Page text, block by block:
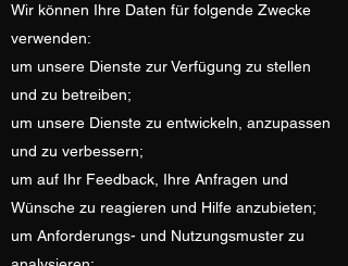
Wir können Ihre Daten für folgende Zwecke
verwenden:
um unsere Dienste zur Verfügung zu stellen
und zu betreiben;
um unsere Dienste zu entwickeln, anzupassen
und zu verbessern;
um auf Ihr Feedback, Ihre Anfragen und
Wünsche zu reagieren und Hilfe anzubieten;
um Anforderungs- und Nutzungsmuster zu